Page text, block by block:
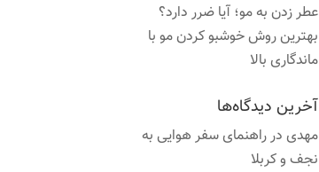
عطر زدن به مو؛ آیا ضرر دارد؟
بهترین روش خوشبو کردن مو با
ماندگاری بالا
آخرین دیدگاه‌ها
مهدی درراهنمای سفر هوایی به
نجف و کربلا